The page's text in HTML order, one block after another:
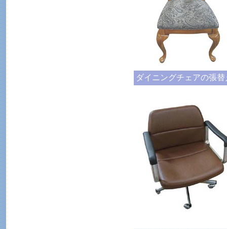
ダイニングチェアの張替